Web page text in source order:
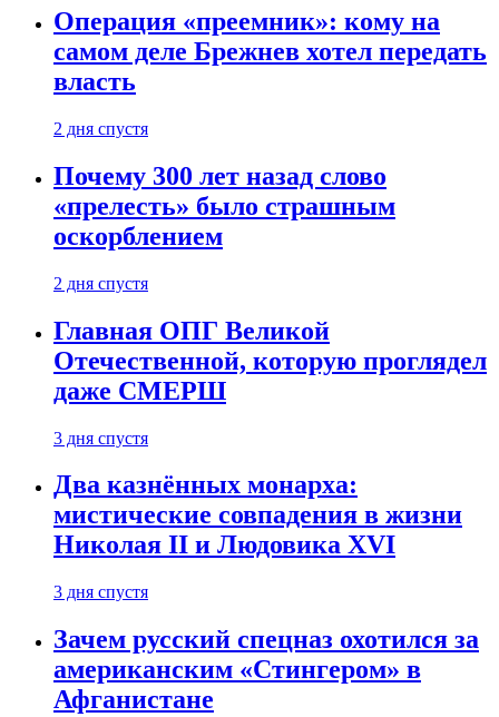
Операция «преемник»: кому на
самом деле Брежнев хотел передать
власть
2 дня спустя
Почему 300 лет назад слово
«прелесть» было страшным
оскорблением
2 дня спустя
Главная ОПГ Великой
Отечественной, которую проглядел
даже СМЕРШ
3 дня спустя
Два казнённых монарха:
мистические совпадения в жизни
Николая II и Людовика XVI
3 дня спустя
Зачем русский спецназ охотился за
американским «Стингером» в
Афганистане